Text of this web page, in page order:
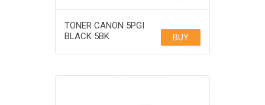
TONER CANON 5PGI
BLACK 5BK
BUY